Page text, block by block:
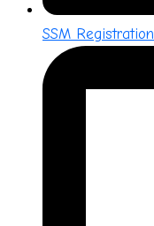
SSM Registration